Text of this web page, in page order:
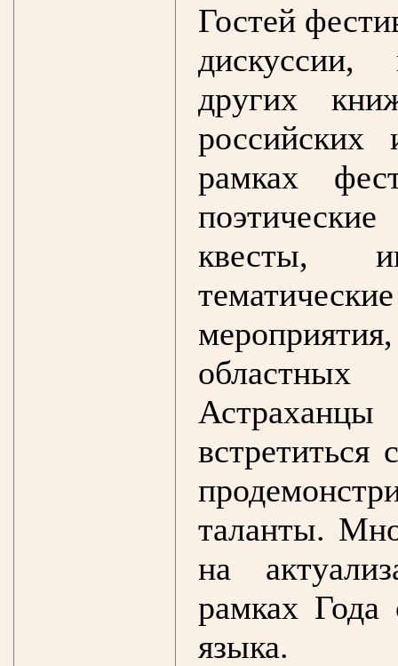
Гостей
других
рамках
квесты,
областных
таланты.
на
рамках Года
языка.